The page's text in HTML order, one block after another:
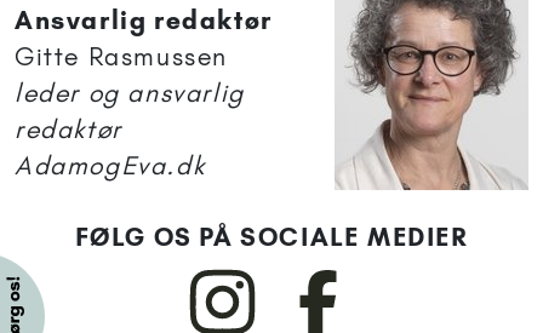
Ansvarlig redaktør
Gitte Rasmussen
leder og ansvarlig
redaktør
AdamogEva.dk
FØLG OS PÅ SOCIALE MEDIER